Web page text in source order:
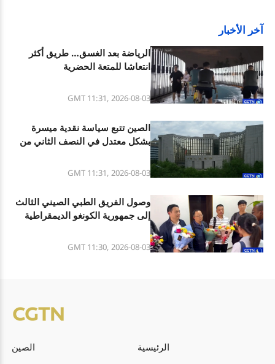
آخر الأخبار
الرياضة بعد الغسق… طريق أكثر
انتعاشا للمتعة الحضرية
GMT 11:31, 2026-08-03
الصين تتبع سياسة نقدية ميسرة
بشكل معتدل في النصف الثاني من
GMT 11:31, 2026-08-03
وصول الفريق الطبي الصيني الثالث
إلى جمهورية الكونغو الديمقراطية
GMT 11:30, 2026-08-03
الصين الرئيسية